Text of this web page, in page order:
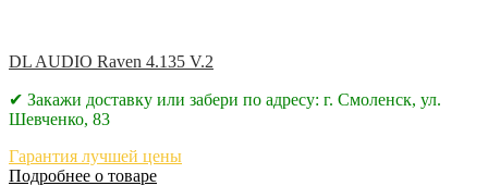
DL AUDIO Raven 4.135 V.2
✔ Закажи доставку или забери по адресу: г. Смоленск, ул.
Шевченко, 83
Гарантия лучшей цены
Подробнее о товаре